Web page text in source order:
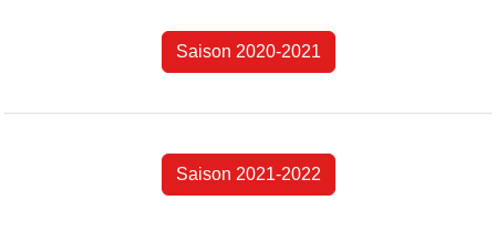
Saison 2020-2021
Saison 2021-2022